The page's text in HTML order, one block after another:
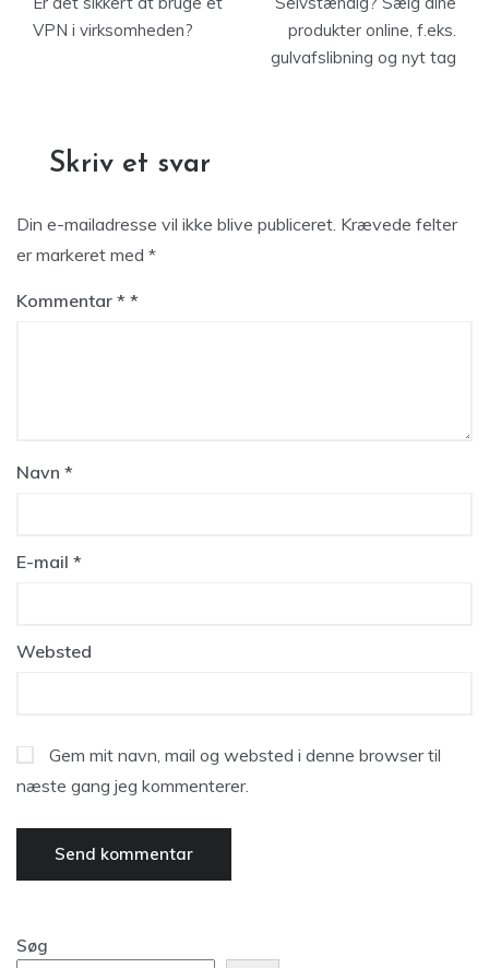
VPN i virksomheden?
produkter online, f.eks.
gulvafslibning og nyt tag
Skriv et svar
Din e-mailadresse vil ikke blive publiceret. Krævede felter
er markeret med *
Kommentar *
Navn *
E-mail *
Websted
Gem mit navn, mail og websted i denne browser til
næste gang jeg kommenterer.
Søg